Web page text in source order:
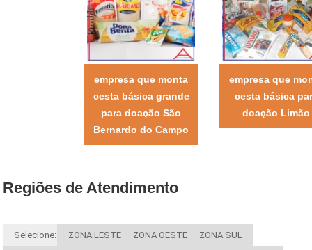
empresa que monta
cesta básica grande
para doação São
Bernardo do Campo
empresa que
cesta básica
doação Limão
Regiões de Atendimento
Selecione: ZONA LESTE ZONA OESTE ZONA SUL